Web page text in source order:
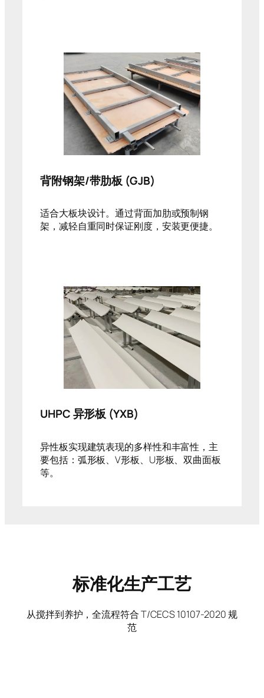
背附钢架/带肋板 (GJB)
适合大板块设计。通过背面加肋或预制钢
架，减轻自重同时保证刚度，安装更便捷。
UHPC 异形板 (YXB)
异性板实现建筑表现的多样性和丰富性，主
要包括：弧形板、V形板、U形板、双曲面板
等。
标准化生产工艺
从搅拌到养护，全流程符合 T/CECS 10107-2020 规
范